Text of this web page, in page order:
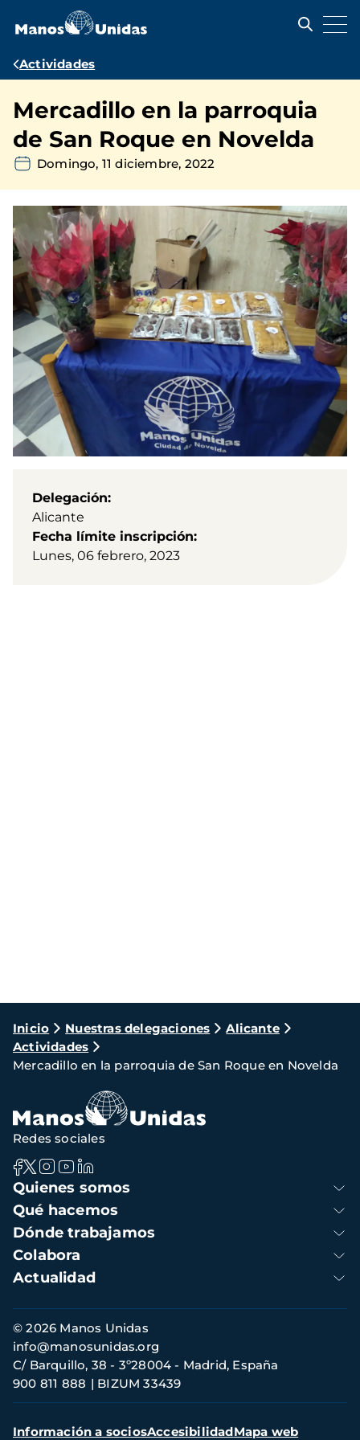
contenido
Ruta
navegación
Actividades
Mercadillo en la parroquia
de San Roque en Novelda
Domingo, 11 diciembre, 2022
Delegación
Alicante
Fecha límite inscripción
Lunes, 06 febrero, 2023
Ruta
de
navegación
Inicio Nuestras delegaciones
Alicante
Actividades
Mercadillo en la parroquia de San Roque en Novelda
Navegación
principal
Quienes somos
Qué hacemos
Dónde trabajamos
Colabora
Actualidad
Redes sociales
Información
de
contacto
© 2026 Manos Unidas
C/ Barquillo, 38 - 3º28004 - Madrid, España
900 811 888
BIZUM 33439
info@manosunidas.org
Menú
Información a sociosAccesibilidadMapa web